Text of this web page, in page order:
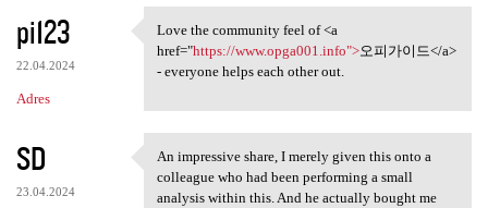
pi123
22.04.2024
Adres
Love the community feel of <a
Love the community feel of <a
href="https://www.opga001.info">오피가이드</a>
- everyone helps each other out.
SD
23.04.2024
An impressive share, I merely
An impressive share, I merely given this onto a
colleague who had been performing a small
analysis within this. And he actually bought me